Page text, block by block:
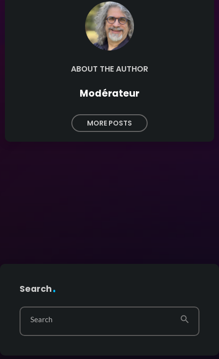
ABOUT THE AUTHOR
Modérateur
MORE POSTS
Search
Search search